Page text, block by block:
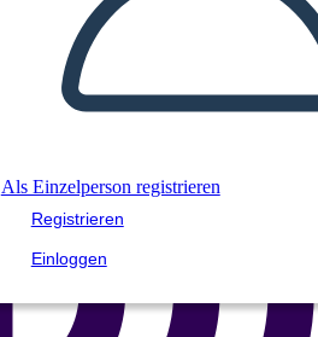
Als Einzelperson registrieren
Registrieren
Einloggen
LIES MIR VOR